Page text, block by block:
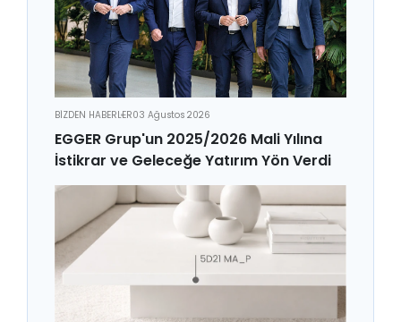
BİZDEN HABERLER03 Ağustos 2026
EGGER Grup'un 2025/2026 Mali Yılına
İstikrar ve Geleceğe Yatırım Yön Verdi